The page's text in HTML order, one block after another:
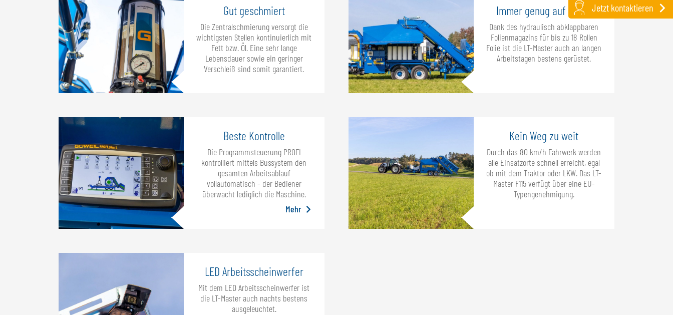
Gut geschmiert
Die Zentralschmierung versorgt die
wichtigsten Stellen kontinuierlich mit
Fett bzw. Öl. Eine sehr lange
Lebensdauer sowie ein geringer
Verschleiß sind somit garantiert.
Immer genug auf Lager
Dank des hydraulisch abklappbaren
Folienmagazins für bis zu 18 Rollen
Folie ist die LT-Master auch an langen
Arbeitstagen bestens gerüstet.
Beste Kontrolle
Die Programmsteuerung PROFI
kontrolliert mittels Bussystem den
gesamten Arbeitsablauf
vollautomatisch - der Bediener
überwacht lediglich die Maschine.
Mehr
Kein Weg zu weit
Durch das 80 km/h Fahrwerk werden
alle Einsatzorte schnell erreicht, egal
ob mit dem Traktor oder LKW. Das LT-
Master F115 verfügt über eine EU-
Typengenehmigung.
LED Arbeitsscheinwerfer
Mit dem LED Arbeitsscheinwerfer ist
die LT-Master auch nachts bestens
ausgeleuchtet.
Jetzt kontaktieren